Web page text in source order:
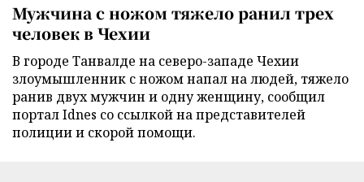
Мужчина с ножом тяжело ранил трех
человек в Чехии
В городе Танвалде на северо-западе Чехии
злоумышленник с ножом напал на людей, тяжело
ранив двух мужчин и одну женщину, сообщил
портал Idnes со ссылкой на представителей
полиции и скорой помощи.